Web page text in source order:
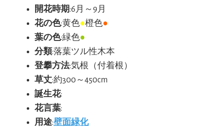
開花時期:6月～9月
花の色:黄色●橙色●
葉の色:緑色●
分類:落葉ツル性木本
登攀方法:気根（付着根）
草丈:約300～450cm
誕生花:
花言葉:
用途:壁面緑化